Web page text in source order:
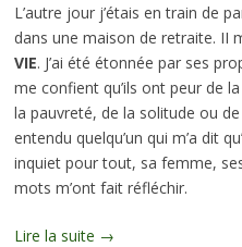
L’autre jour j’étais en train de
dans une maison de retraite. II
VIE. J’ai été étonnée par ses
me confient qu’ils ont peur de
la pauvreté, de la solitude ou de
entendu quelqu’un qui m’a dit
inquiet pour tout, sa femme,
mots m’ont fait réfléchir.
Lire la suite →